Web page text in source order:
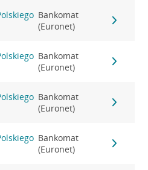
Bankomat
(Euronet)
Bankomat
(Euronet)
Bankomat
(Euronet)
Bankomat
(Euronet)